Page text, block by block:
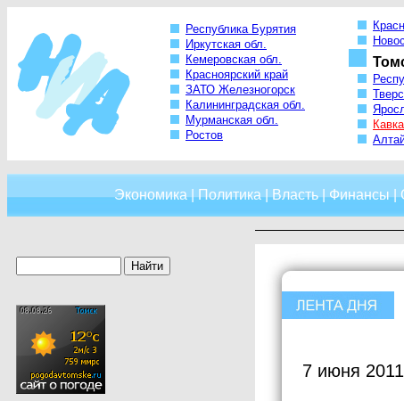
Республика Бурятия
Иркутская обл.
Кемеровская обл.
Красноярский край
ЗАТО Железногорск
Калининградская обл.
Мурманская обл.
Ростов
Экономика|Политика|Власть|Финансы|
7 июня